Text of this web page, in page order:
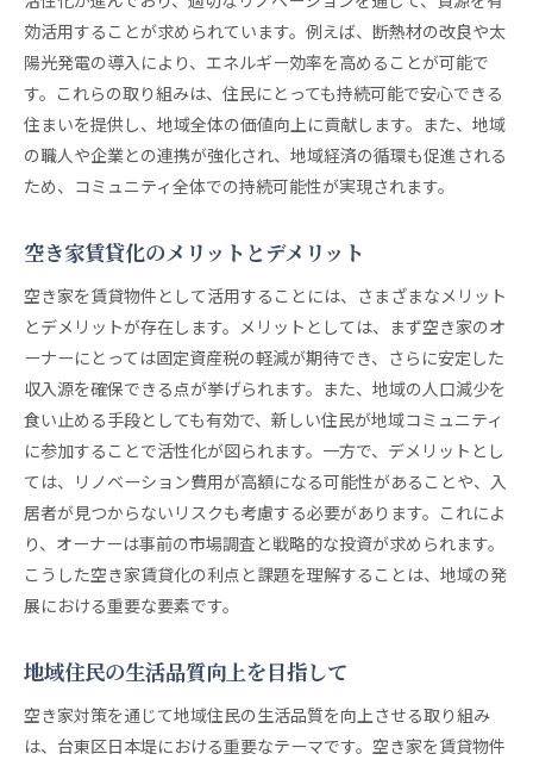
効活用することが求められています。例えば、断熱材の改良や太
陽光発電の導入により、エネルギー効率を高めることが可能で
す。これらの取り組みは、住民にとっても持続可能で安心できる
住まいを提供し、地域全体の価値向上に貢献します。また、地域
の職人や企業との連携が強化され、地域経済の循環も促進される
ため、コミュニティ全体での持続可能性が実現されます。
空き家賃貸化のメリットとデメリット
空き家を賃貸物件として活用することには、さまざまなメリット
とデメリットが存在します。メリットとしては、まず空き家のオ
ーナーにとっては固定資産税の軽減が期待でき、さらに安定した
収入源を確保できる点が挙げられます。また、地域の人口減少を
食い止める手段としても有効で、新しい住民が地域コミュニティ
に参加することで活性化が図られます。一方で、デメリットとし
ては、リノベーション費用が高額になる可能性があることや、入
居者が見つからないリスクも考慮する必要があります。これによ
り、オーナーは事前の市場調査と戦略的な投資が求められます。
こうした空き家賃貸化の利点と課題を理解することは、地域の発
展における重要な要素です。
地域住民の生活品質向上を目指して
空き家対策を通じて地域住民の生活品質を向上させる取り組み
は、台東区日本堤における重要なテーマです。空き家を賃貸物件